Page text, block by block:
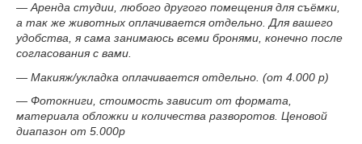
— Аренда студии, любого другого помещения для съёмки,
а так же животных оплачивается отдельно. Для вашего
удобства, я сама занимаюсь всеми бронями, конечно после
согласования с вами.
— Макияж/укладка оплачивается отдельно. (от 4.000 р)
— Фотокниги, стоимость зависит от формата,
материала обложки и количества разворотов. Ценовой
диапазон от 5.000р